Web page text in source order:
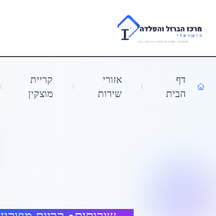
Skip to main content
דף
הבית
אזורי
שירות
קריית
מוצקין